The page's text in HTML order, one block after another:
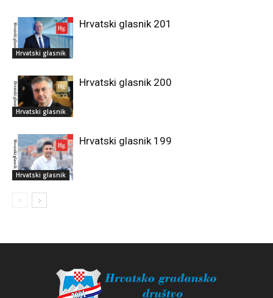
Hrvatski glasnik
Hrvatski glasnik 201
Hrvatski glasnik
Hrvatski glasnik 200
Hrvatski glasnik
Hrvatski glasnik 199